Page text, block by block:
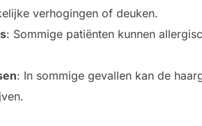
verhogingen of deuken.
: Sommige patiënten kunnen
: In sommige gevallen kan de